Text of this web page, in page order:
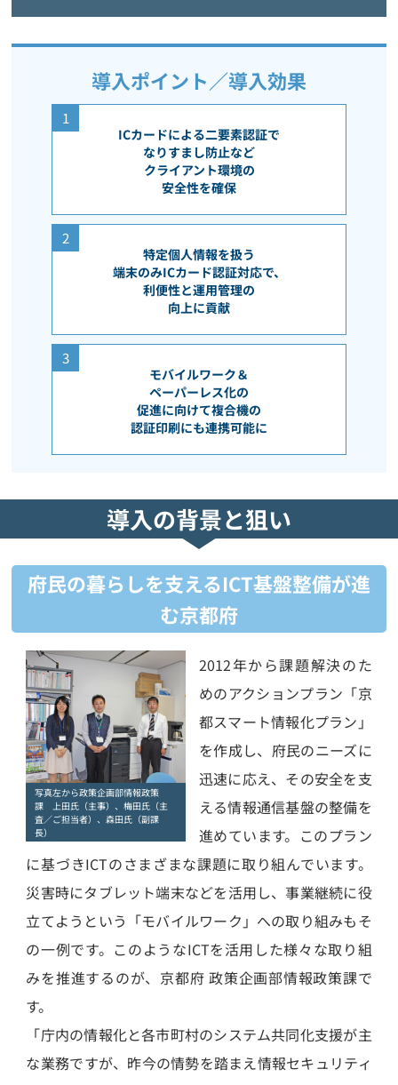
導入ポイント／導入効果
1
ICカードによる二要素認証で
なりすまし防止など
クライアント環境の
安全性を確保
2
特定個人情報を扱う
端末のみICカード認証対応で、
利便性と運用管理の
向上に貢献
3
モバイルワーク＆
ペーパーレス化の
促進に向けて複合機の
認証印刷にも連携可能に
導入の背景と狙い
府民の暮らしを支えるICT基盤整備が進
む京都府
写真左から政策企画部情報政策
課 上田氏（主事）、梅田氏（主
査／ご担当者）、森田氏（副課
長）
2012年から課題解決のた
めのアクションプラン「京
都スマート情報化プラン」
を作成し、府民のニーズに
迅速に応え、その安全を支
える情報通信基盤の整備を
進めています。このプラン
に基づきICTのさまざまな課題に取り組んでいます。
災害時にタブレット端末などを活用し、事業継続に役
立てようという「モバイルワーク」への取り組みもそ
の一例です。このようなICTを活用した様々な取り組
みを推進するのが、京都府 政策企画部情報政策課で
す。
「庁内の情報化と各市町村のシステム共同化支援が主
な業務ですが、昨今の情勢を踏まえ情報セキュリティ